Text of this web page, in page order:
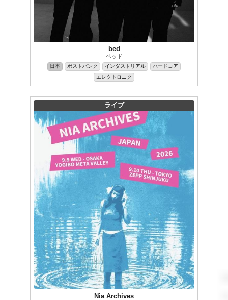
bed
ベッド
日本 ポストパンク インダストリアル
ハードコア
エレクトロニク
ライブ
Nia Archives